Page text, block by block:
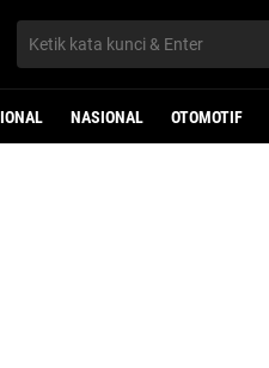
NASIONAL OTOMOTIF